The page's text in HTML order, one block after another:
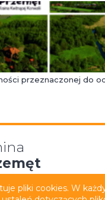
przeznaczonej do
pliki cookies. W